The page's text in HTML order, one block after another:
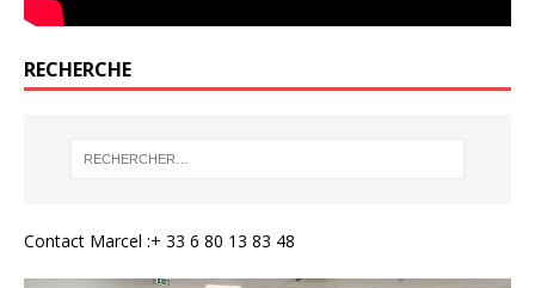
RECHERCHE
Contact Marcel :+ 33 6 80 13 83 48